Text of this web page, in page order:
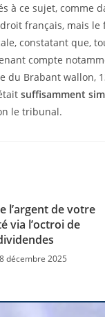
à ce sujet, comme
français, mais le
constatant que,
compte
Brabant wallon,
suffisamment
le tribunal.
l’argent de votre
via l’octroi de
décembre 2025